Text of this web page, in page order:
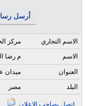
أرسل
مركز
الاسم التجاري
م رضا
الاسم
9 ميدان
العنوان
مصر
البلد